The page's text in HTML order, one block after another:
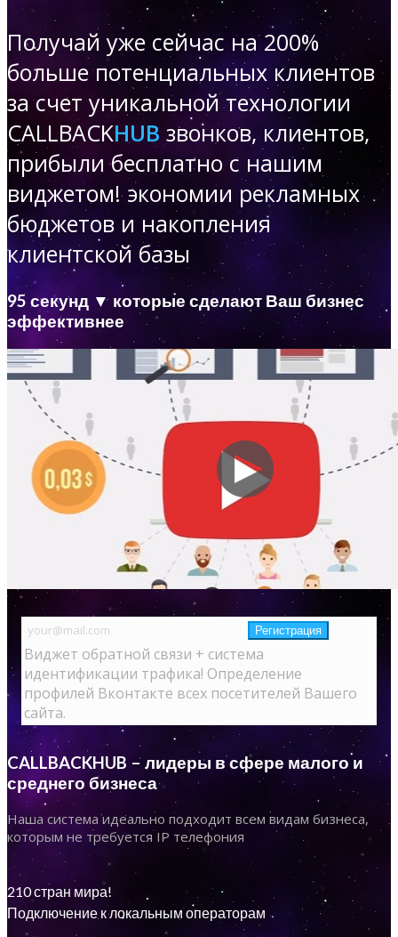
Получай уже сейчас на 200%
больше потенциальных клиентов
за счет уникальной технологии
CALLBACKHUB звонков, клиентов,
прибыли бесплатно с нашим
виджетом! экономии рекламных
бюджетов и накопления
клиентской базы
95 секунд ▼ которые сделают Ваш бизнес
эффективнее
Виджет обратной связи + система
идентификации трафика! Определение
профилей Вконтакте всех посетителей Вашего
сайта.
CALLBACKHUB – лидеры в сфере малого и
среднего бизнеса
Наша система идеально подходит всем видам бизнеса,
которым не требуется IP телефония
210 стран мира!
Подключение к локальным операторам